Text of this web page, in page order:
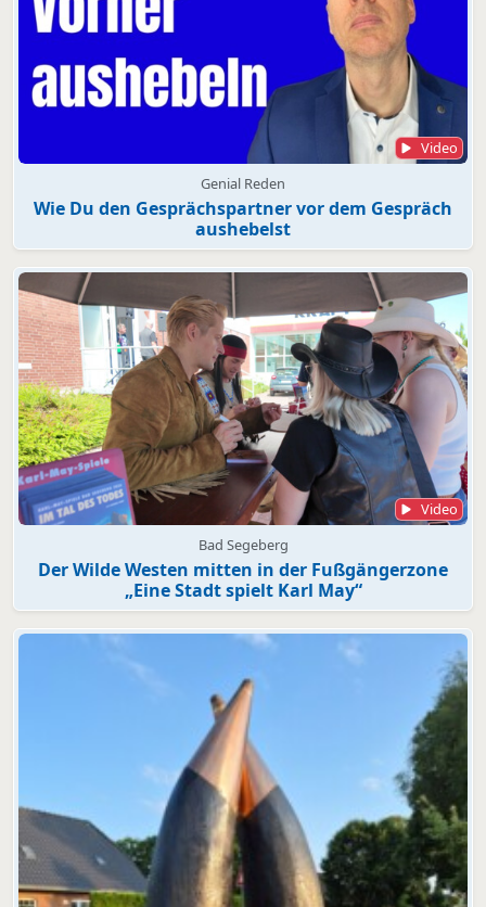
Video
Genial Reden
Wie Du den Gesprächspartner vor dem Gespräch
aushebelst
Video
Bad Segeberg
Der Wilde Westen mitten in der Fußgängerzone
„Eine Stadt spielt Karl May“